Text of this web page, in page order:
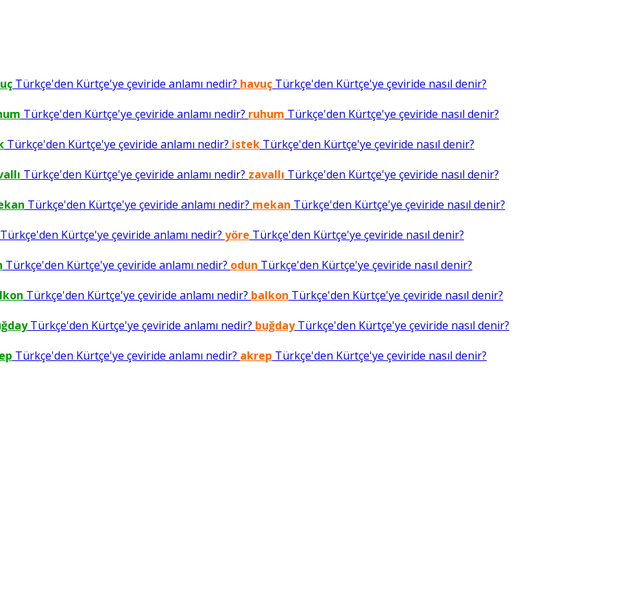
Türkçe'den Kürtçe'ye çeviride anlamı nedir? havuç Türkçe'den Kürtçe'ye çeviride nasıl denir?
Türkçe'den Kürtçe'ye çeviride anlamı nedir? ruhum Türkçe'den Kürtçe'ye çeviride nasıl denir?
Türkçe'den Kürtçe'ye çeviride anlamı nedir? istek Türkçe'den Kürtçe'ye çeviride nasıl denir?
Türkçe'den Kürtçe'ye çeviride anlamı nedir? zavallı Türkçe'den Kürtçe'ye çeviride nasıl denir?
Türkçe'den Kürtçe'ye çeviride anlamı nedir? mekan Türkçe'den Kürtçe'ye çeviride nasıl denir?
Türkçe'den Kürtçe'ye çeviride anlamı nedir? yöre Türkçe'den Kürtçe'ye çeviride nasıl denir?
Türkçe'den Kürtçe'ye çeviride anlamı nedir? odun Türkçe'den Kürtçe'ye çeviride nasıl denir?
Türkçe'den Kürtçe'ye çeviride anlamı nedir? balkon Türkçe'den Kürtçe'ye çeviride nasıl denir?
Türkçe'den Kürtçe'ye çeviride anlamı nedir? buğdayTürkçe'den Kürtçe'ye çeviride nasıl denir?
Türkçe'den Kürtçe'ye çeviride anlamı nedir? akrep Türkçe'den Kürtçe'ye çeviride nasıl denir?